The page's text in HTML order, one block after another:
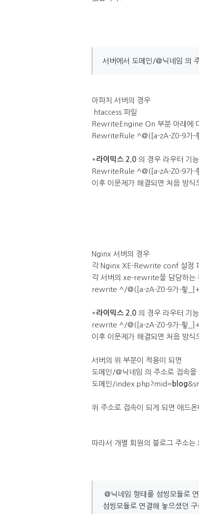
서버에서 도메인/@닉네임 의
아파치 서버의 경우
.htaccess 파일
RewriteEngine On 부분 아래에
RewriteRule ^@([a-zA-Z0-9
*라이믹스 2.0 의 경우 라우터 기
RewriteRule ^@([a-zA-Z0-9
이후 이문제가 해결되면 처음 방식
Nginx 서버의 경우
각 Nginx XE-Rewrite conf 설정
각 서버의 xe-rewrite을 담당하는
rewrite ^/@([a-zA-Z0-9가-힇
*라이믹스 2.0 의 경우 라우터 기
rewrite ^/@([a-zA-Z0-9가-힇
이후 이문제가 해결되면 처음 방식
서버의 위 부분이 적용이 되면
도메인/@닉네임 의 주소로 접속을
도메인/index.php?mid= blog
위 주소로 접속이 되게 되면 애드
따라서 개별 회원의 블로그 주소는
@닉네임 형태를 섬씽모듈로
섬씽모듈로 연결해 놓으셨던